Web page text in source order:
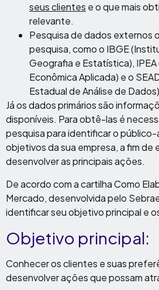
seus clientes e o que mais
relevante.
Pesquisa de dados externos
pesquisa, como o IBGE
Geografia e Estatística),
Econômica Aplicada) e o
Estadual de Análise de
Já os dados primários são
disponíveis. Para obtê-las é
pesquisa para identificar o público-
objetivos da sua empresa, a fim
desenvolver as principais ações.
De acordo com a cartilha Como
Mercado, desenvolvida pelo
identificar seu objetivo principal e
Objetivo principal:
Conhecer os clientes e suas
desenvolver ações que possam